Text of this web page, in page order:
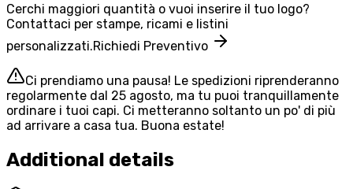
Cerchi maggiori quantità o vuoi inserire il tuo logo?
Contattaci per stampe, ricami e listini
personalizzati.Richiedi Preventivo
Ci prendiamo una pausa! Le spedizioni riprenderanno
regolarmente dal 25 agosto, ma tu puoi tranquillamente
ordinare i tuoi capi. Ci metteranno soltanto un po' di più
ad arrivare a casa tua. Buona estate!
Additional details